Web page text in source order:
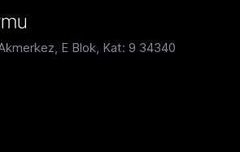
E Blok, Kat: 9 34340